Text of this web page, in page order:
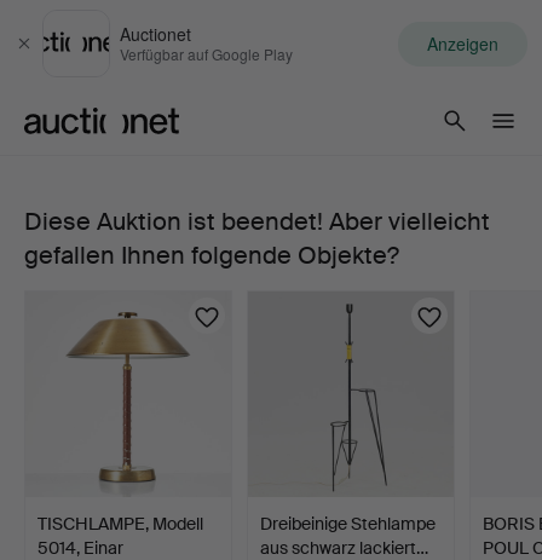
Schließen
Auctionet
Verfügbar auf Google Play Anzeigen
295.
THESELIUS.
King",
Sessel,
Diese Auktion ist beendet! Aber vielleicht
gefallen Ihnen folgende Objekte?
TISCHLAMPE, Modell
5014, Einar
Dreibeinige Stehlampe
aus schwarz lackiert…
BORIS
POUL